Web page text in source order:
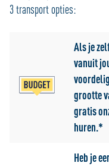
3 transport opties:
Als je
vanuit
grootte
gratis
huren.*
Heb je